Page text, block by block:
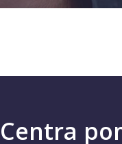
Centra